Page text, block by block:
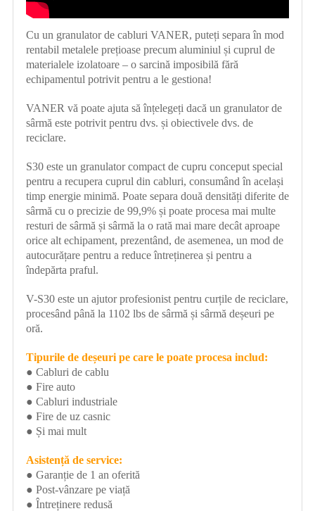
Cu un granulator de cabluri VANER, puteți separa în mod
rentabil metalele prețioase precum aluminiul și cuprul de
materialele izolatoare – o sarcină imposibilă fără
echipamentul potrivit pentru a le gestiona!
VANER vă poate ajuta să înțelegeți dacă un granulator de
sârmă este potrivit pentru dvs. și obiectivele dvs. de
reciclare.
S30 este un granulator compact de cupru conceput special
pentru a recupera cuprul din cabluri, consumând în același
timp energie minimă. Poate separa două densități diferite de
sârmă cu o precizie de 99,9% și poate procesa mai multe
resturi de sârmă și sârmă la o rată mai mare decât aproape
orice alt echipament, prezentând, de asemenea, un mod de
autocurățare pentru a reduce întreținerea și pentru a
îndepărta praful.
V-S30 este un ajutor profesionist pentru curțile de reciclare,
procesând până la 1102 lbs de sârmă și sârmă deșeuri pe
oră.
Tipurile de deșeuri pe care le poate procesa includ:
● Cabluri de cablu
● Fire auto
● Cabluri industriale
● Fire de uz casnic
● Și mai mult
Asistență de service:
● Garanție de 1 an oferită
● Post-vânzare pe viață
● Întreținere redusă